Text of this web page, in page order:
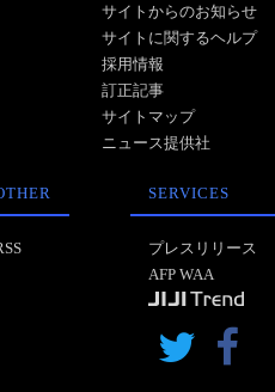
サイトからのお知らせ
サイトに関するヘルプ
採用情報
訂正記事
サイトマップ
ニュース提供社
SERVICES
プレスリリース
AFP WAA